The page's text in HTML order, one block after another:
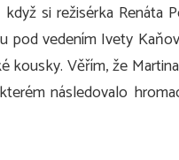
si režisérka
pod vedením Ivety
kousky. Věřím, že
následovalo